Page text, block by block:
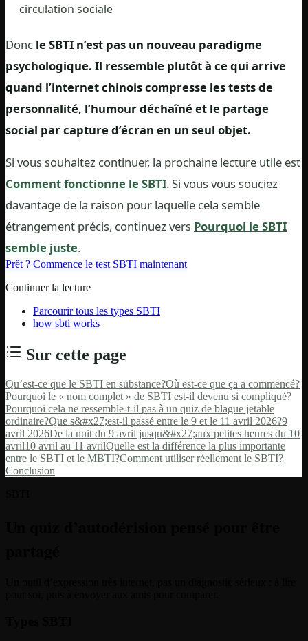
circulation sociale
Donc le SBTI n’est pas un nouveau paradigme
psychologique. Il ressemble plutôt à ce qui arrive
quand l’internet chinois compresse les tests de
personnalité, l’humour déchaîné et le partage
social par capture d’écran en un seul objet.
Si vous souhaitez continuer, la prochaine lecture utile est
Comment fonctionne le SBTI. Si vous vous souciez
davantage de la raison pour laquelle cela semble
étrangement précis, continuez vers Pourquoi le SBTI
semble juste.
Prêt ? Commence le test SBTI maintenant
Continuer la lecture
Parcourir tous les types SBTI
how sbti works
Sur cette page
Qu’est-ce que le SBTI en substance?Où est-ce que ça a commencé?
Pourquoi le « nom complet » de SBTI est-il devenu si compliqué?
Pourquoi cela ne ressemble-t-il pas à un quiz de blague jetable
ordinaire?Que s&#x27;est-il passé entre le 9 et le 11 avril 2026?9
avril 2026De la nuit du 9 avril jusqu&#x27;aux petites heures du 10
avril10 avril au 11 avrilQuelle est la différence la plus importante
entre le SBTI et le MBTI?Comment utiliser réellement le SBTI?
Conclusion